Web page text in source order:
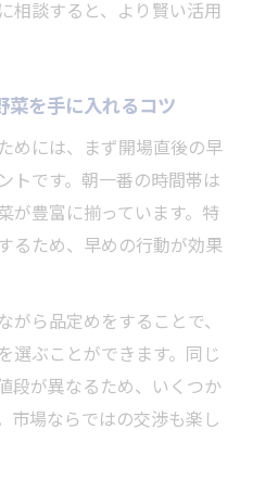
相談すると、より賢い活用
菜を手に入れるコツ
めには、まず開場直後の早
トです。朝一番の時間帯は
が豊富に揃っています。特
るため、早めの行動が効果
ら品定めをすることで、
選ぶことができます。同じ
段が異なるため、いくつか
市場ならではの交渉も楽し